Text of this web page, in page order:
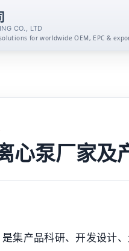
CO., LTD
for worldwide OEM, EPC &
泵系列
泵系列
泵系列
心泵厂家及
是集产品科研、开发设计